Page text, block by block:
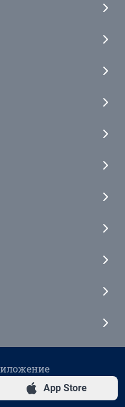
App Store